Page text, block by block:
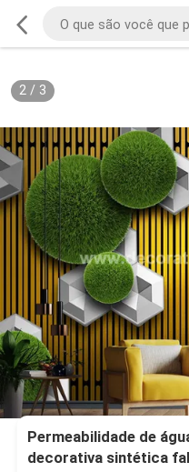
2/ 3
Permeabilidade de
decorativa sintética